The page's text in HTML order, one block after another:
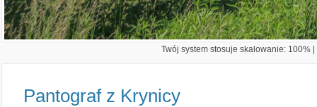
Twój system stosuje skalowanie: 100%
Pantograf z Krynicy